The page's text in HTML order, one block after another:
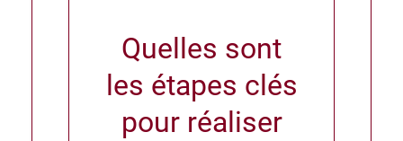
Quelles sont
les étapes clés
pour réaliser